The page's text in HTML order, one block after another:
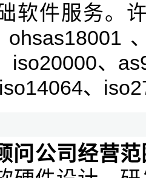
软件服务。
iso20000、
、
问公司经营